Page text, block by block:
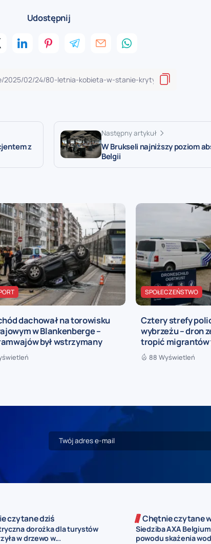
Udostępnij
z
Następny artykuł
W Brukseli najniższy poziom
Belgii
dachował na torowisku
w Blankenberge –
był wstrzymany
SPOŁECZEŃSTWO
Cztery strefy
wybrzeżu – dron
tropić
88 Wyświetleń
czytane dziś
dorożka dla turystów
w drzewo w...
Chętnie czytane
Siedziba AXA
powodu skażenia